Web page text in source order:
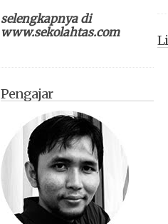
selengkapnya di
www.sekolahtas.com
Pengajar